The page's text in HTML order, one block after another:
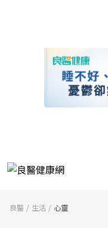
良醫 生活 心靈